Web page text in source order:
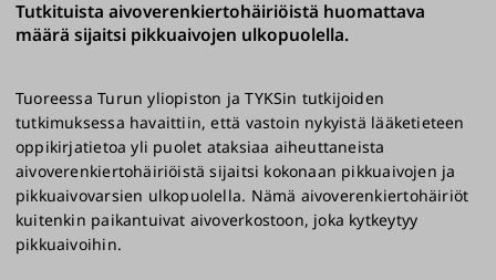
Tutkituista aivoverenkiertohäiriöistä huomattava
määrä sijaitsi pikkuaivojen ulkopuolella.
Tuoreessa Turun yliopiston ja TYKSin tutkijoiden
tutkimuksessa havaittiin, että vastoin nykyistä lääketieteen
oppikirjatietoa yli puolet ataksiaa aiheuttaneista
aivoverenkiertohäiriöistä sijaitsi kokonaan pikkuaivojen ja
pikkuaivovarsien ulkopuolella. Nämä aivoverenkiertohäiriöt
kuitenkin paikantuivat aivoverkostoon, joka kytkeytyy
pikkuaivoihin.